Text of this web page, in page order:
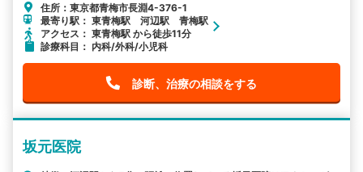
住所：東京都青梅市長淵4-376-1
最寄り駅： 東青梅駅 河辺駅 青梅駅
アクセス： 東青梅駅 から徒歩11分
診療科目： 内科/外科/小児科
診断、治療の相談をする
坂元医院